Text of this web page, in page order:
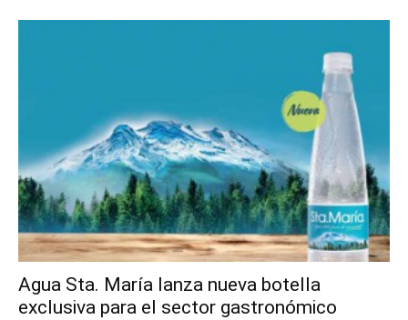
Agua Sta. María lanza nueva botella
exclusiva para el sector gastronómico